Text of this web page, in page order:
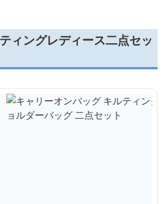
ィングレディース二点セッ